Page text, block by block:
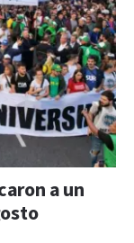
a un